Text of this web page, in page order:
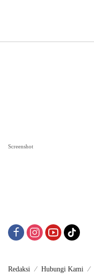
Screenshot
Redaksi Hubungi Kami